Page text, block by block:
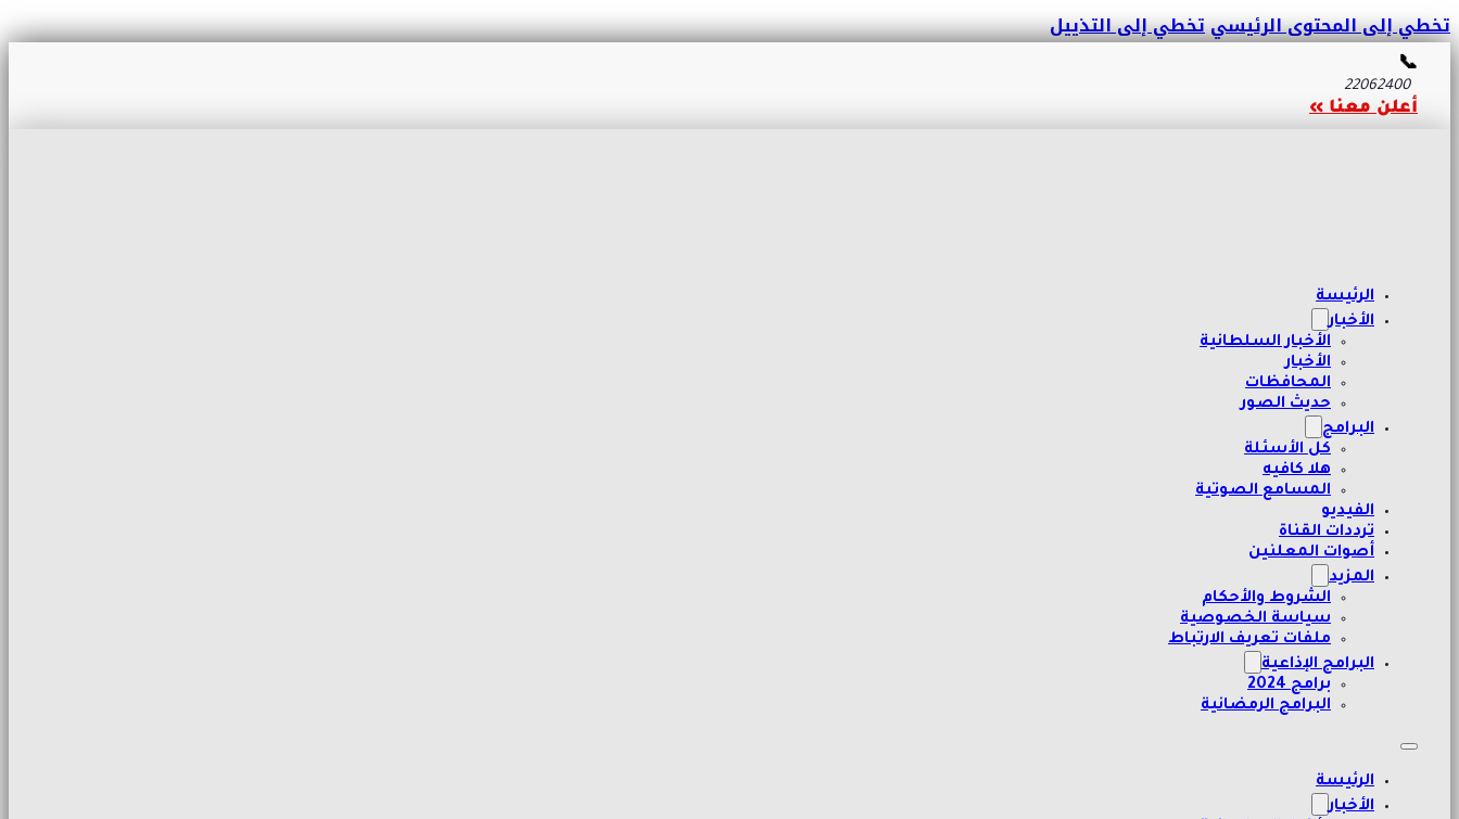
تخطي إلى المحتوى الرئيسيتخطي إلى التذييل
📞
22062400
أعلن معنا »
الرئيسة
الأخبار
الأخبار السلطانية
الأخبار
المحافظات
حديث الصور
البرامج
كل الأسئلة
هلا كافيه
المسامع الصوتية
الفيديو
ترددات القناة
أصوات المعلنين
المزيد
الشروط والأحكام
سياسة الخصوصية
ملفات تعريف الارتباط
البرامج الإذاعية
برامج 2024
البرامج الرمضانية
الرئيسة
الأخبار